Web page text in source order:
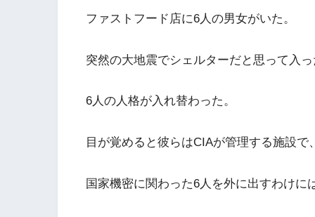
ファストフード店に6人の男女がいた。
突然の大地震でシェルターだと思って入
6人の人格が入れ替わった。
目が覚めると彼らはCIAが管理する施設
国家機密に関わった6人を外に出すわけ